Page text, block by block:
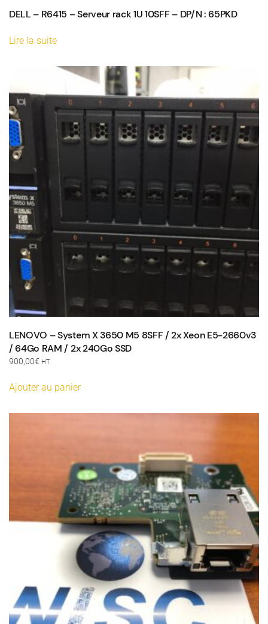
DELL – R6415 – Serveur rack 1U 10SFF – DP/N : 65PKD
Lire la suite
LENOVO – System X 3650 M5 8SFF / 2x Xeon E5-2660v3
/ 64Go RAM / 2x 240Go SSD
900,00€ HT
Ajouter au panier